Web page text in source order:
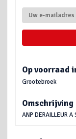
Op voorraad
Grootebroek
Omschrijving
ANP DERAILLEUR